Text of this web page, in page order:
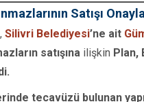
Satışı
Silivri Belediyesi’ne ait
satışına ilişkin Plan,
tecavüzü bulunan